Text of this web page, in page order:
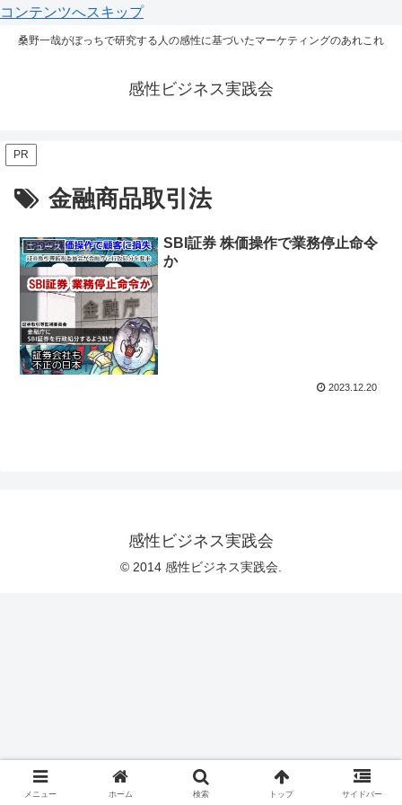
コンテンツへスキップ
桑野一哉がぼっちで研究する人の感性に基づいたマーケティングのあれこれ
感性ビジネス実践会
PR
金融商品取引法
ニュース
SBI証券 株価操作で業務停止命令
か
2023.12.20
感性ビジネス実践会
© 2014 感性ビジネス実践会.
メニュー ホーム 検索 トップ サイドバー